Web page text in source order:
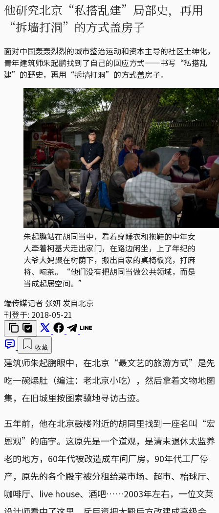
他研究北京“私搭乱建”局部史，再用
“拆墙打洞”的方式盖房子
面对中国轰轰烈烈的城市整治运动和资本主导的社区士绅化，
青年建筑师朱起鹏找到了自己的回应方式——书写“私搭乱
建”的野史，再用“拆墙打洞”的方式盖房子。
朱起鹏站在胡同当中，看着穿睡衣和拖鞋的中年女
人牵着柯基犬走出家门，在路边闲坐，上了年纪的
大爷大妈聚在树荫下，搬出自家的桌椅板凳，打麻
将、喝茶。“他们没有把胡同当做公共领域，而是
当成起居空间。”
端传媒记者 张妍 发自北京
刊登于: 2018-05-21
收藏
建筑师朱起鹏眼中，在北京“最文艺的旅游方式”是先
吃一碗爆肚（编注：老北京小吃），然后拿着文物地图
集，在旧城里按图索骥地寻访古迹。
五年前，他在北京鼓楼附近的胡同里找到一座名叫“宏
恩观”的庙宇。这原先是一个道观，是清末退休太监养
老的地方，60年代被改造成车间厂房，90年代工厂停
产，原先的各个殿宇被分租给菜市场、超市、枱球厅、
咖啡厅、live house、酒吧……2003年左右，一位文莱